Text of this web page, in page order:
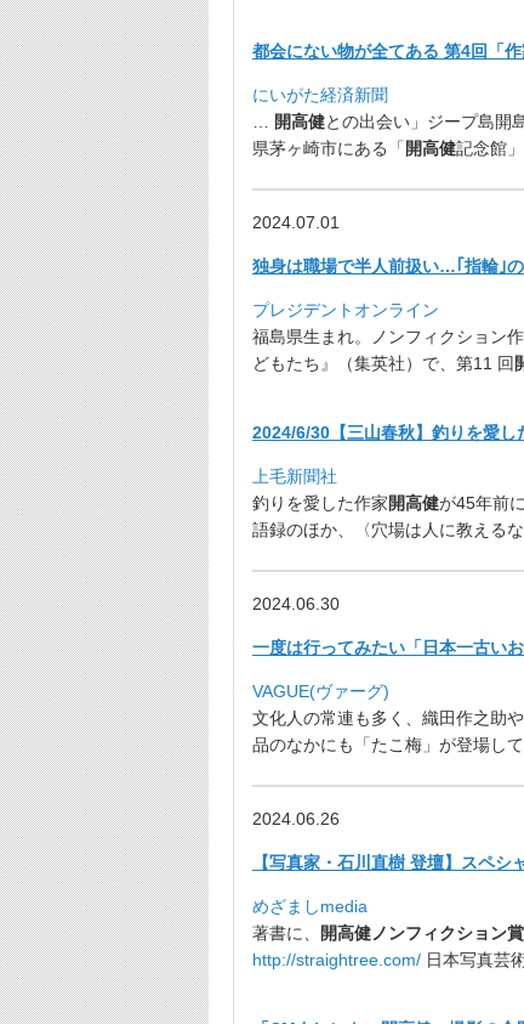
都会にない物が全てある 第4回「
にいがた経済新聞
開高健との出会い」ジープ島開
県茅ヶ崎市にある「 開高健記念館
2024.07.01
独身は職場で半人前扱い…｢指輪｣
プレジデントオンライン
福島県生まれ。ノンフィクション
どもたち』（集英社）で、第11 回
2024/6/30【三山春秋】釣りを愛し
上毛新聞社
釣りを愛した作家開高健が45年前
語録のほか、〈穴場は人に教えるな
2024.06.30
一度は行ってみたい「日本一古い
VAGUE(ヴァーグ)
文化人の常連も多く、織田作之助や
品のなかにも「たこ梅」が登場して
2024.06.26
【写真家・石川直樹 登壇】スペ
めざましmedia
著書に、
開高健ノンフィクション賞
http://straightree.com/ 日本写真芸